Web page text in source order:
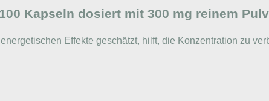
Kapseln dosiert mit 300 mg reinem
Effekte geschätzt, hilft, die Konzentration zu